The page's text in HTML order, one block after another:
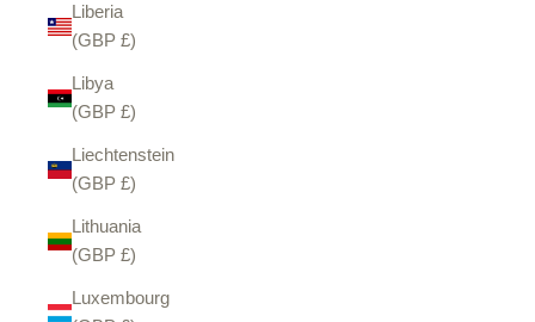
Liberia
(GBP £)
Libya
(GBP £)
Liechtenstein
(GBP £)
Lithuania
(GBP £)
Luxembourg